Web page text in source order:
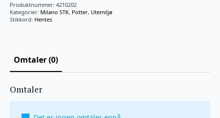
Produktnummer: 4210202
Kategorier: Milano STK, Potter, Utemiljø
Stikkord: Hentes
Omtaler (0)
Omtaler